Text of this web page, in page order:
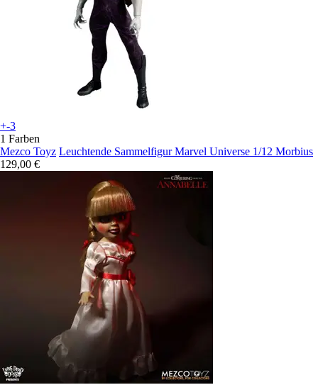
+-3
1 Farben
Mezco Toyz Leuchtende Sammelfigur Marvel Universe 1/12 Morbius
129,00 €